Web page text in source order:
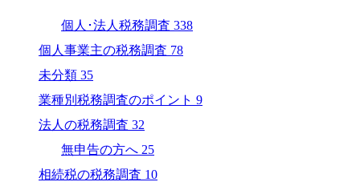
個人･法人税務調査 338
個人事業主の税務調査 78
未分類 35
業種別税務調査のポイント 9
法人の税務調査 32
無申告の方へ 25
相続税の税務調査 10